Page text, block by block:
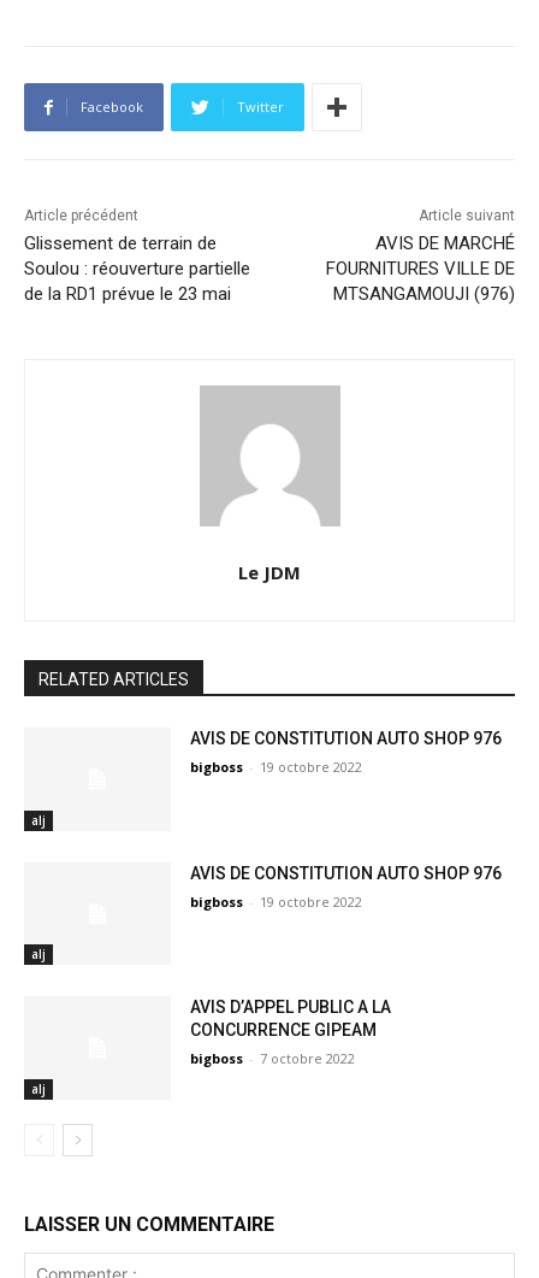
Facebook Twitter
Article précédent
Glissement de terrain de
Soulou : réouverture partielle
de la RD1 prévue le 23 mai
Article suivant
AVIS DE MARCHÉ
FOURNITURES VILLE DE
MTSANGAMOUJI (976)
Le JDM
RELATED ARTICLES
alj
AVIS DE CONSTITUTION AUTO SHOP 976
bigboss - 19 octobre 2022
alj
AVIS DE CONSTITUTION AUTO SHOP 976
bigboss - 19 octobre 2022
alj
AVIS D’APPEL PUBLIC A LA
CONCURRENCE GIPEAM
bigboss - 7 octobre 2022
LAISSER UN COMMENTAIRE